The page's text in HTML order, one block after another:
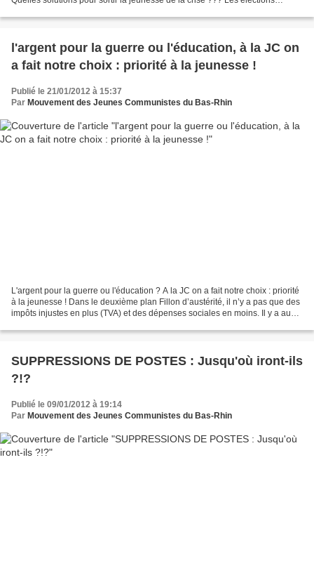
l'argent pour la guerre ou l'éducation, à la JC on
a fait notre choix : priorité à la jeunesse !
Publié le 21/01/2012 à 15:37
Par Mouvement des Jeunes Communistes du Bas-Rhin
L'argent pour la guerre ou l'éducation ? A la JC on a fait notre choix : priorité
à la jeunesse ! Dans le deuxième plan Fillon d’austérité, il n’y a pas que des
impôts injustes en plus (TVA) et des dépenses sociales en moins. Il y a aussi
SUPPRESSIONS DE POSTES : Jusqu'où iront-ils
?!?
Publié le 09/01/2012 à 19:14
Par Mouvement des Jeunes Communistes du Bas-Rhin